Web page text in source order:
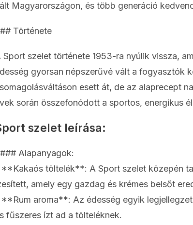
Magyarországon, és több generáció
Története
Sport szelet története 1953-ra nyúlik vissza,
gyorsan népszerűvé vált a fogyasztók
esett át, de az alaprecept
során összefonódott a sportos, energikus
szelet leírása:
Alapanyagok:
**Kakaós töltelék**: A Sport szelet közepén
amely egy gazdag és krémes belsőt
**Rum aroma**: Az édesség egyik
fűszeres ízt ad a tölteléknek.